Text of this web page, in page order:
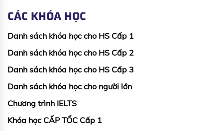
CÁC KHÓA HỌC
Danh sách khóa học cho HS Cấp 1
Danh sách khóa học cho HS Cấp 2
Danh sách khóa học cho HS Cấp 3
Danh sách khóa học cho người lớn
Chương trình IELTS
Khóa học CẤP TỐC Cấp 1